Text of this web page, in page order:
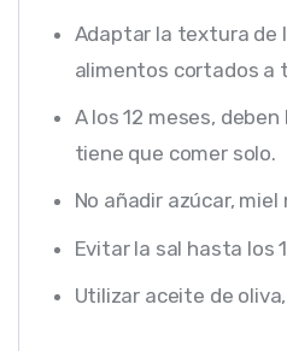
Adaptar la textura de
alimentos cortados a
A los 12 meses,
tiene que comer solo.
No añadir azúcar,
Evitar la sal hasta los
Utilizar aceite de